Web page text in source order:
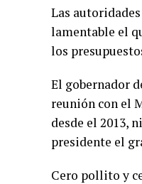
Las
lamentable el
los
El gobernador
reunión con el
desde el 2013,
presidente el
Cero pollito y